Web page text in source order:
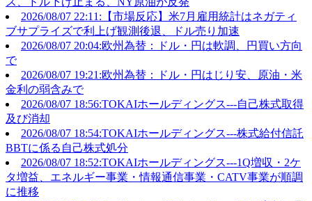
2026/08/07 22:11:【市場反応】米7月雇用統計はネガティ
ブサプライズで利上げ観測後退、ドル売り加速
2026/08/07 20:04:欧州為替：ドル・円は軟調、円買い方向
で
2026/08/07 19:21:欧州為替：ドル・円はじり安、原油・米
金利の弱含みで
2026/08/07 18:56:TOKAIホールディングス---自己株式取得
及び消却
2026/08/07 18:54:TOKAIホールディングス---株式給付信託
BBTに係る自己株式処分
2026/08/07 18:52:TOKAIホールディングス---1Q増収・2ケ
タ増益、エネルギー事業・情報通信事業・CATV事業が順調
に推移